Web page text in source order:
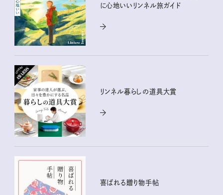
に心地いいリンネル旅ガイド
リンネル暮らしの道具大賞
喜ばれる贈り物手帖